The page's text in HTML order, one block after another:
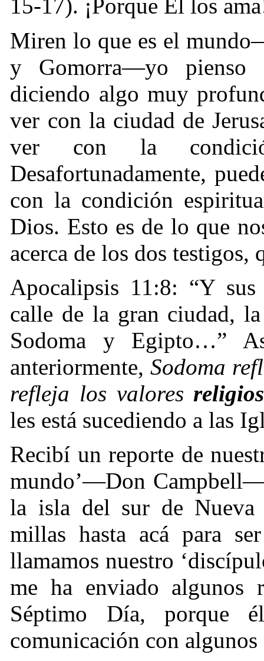
15-17). ¡Porque Él los
Miren lo que es el
y Gomorra—yo pienso
diciendo algo muy
ver con la ciudad de
ver con la
Desafortunadamente,
con la condición
Dios. Esto es de lo que
acerca de los dos testigos,
Apocalipsis 11:8: “Y
calle de la gran ciudad,
Sodoma y Egipto…”
anteriormente,Sodoma
refleja los valores
les está sucediendo a las
Recibí un reporte de
mundo’—Don
la isla del sur de Nueva
millas hasta acá para
llamamos nuestro
me ha enviado algunos
Séptimo Día, porque
comunicación con algunos